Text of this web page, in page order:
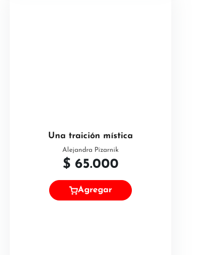
Una traición mística
Alejandra Pizarnik
$ 65.000
Agregar